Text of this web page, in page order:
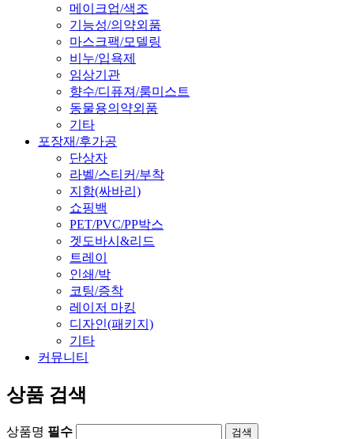
메이크업/색조
기능성/의약외품
마스크팩/모델링
비누/입욕제
임상기관
향수/디퓨져/룸미스트
동물용의약외품
기타
포장재/후가공
단상자
라벨/스티커/부착
지함(싸바리)
쇼핑백
PET/PVC/PP박스
겟도바시&리드
트레이
인쇄/박
코팅/증착
레이저 마킹
디자인(패키지)
기타
커뮤니티
상품 검색
상품명 필수